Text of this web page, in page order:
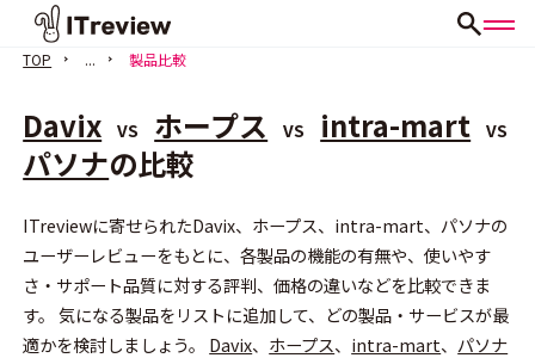
TOP ... 製品比較
Davix VS ホープス VS intra-mart VS
パソナの比較
ITreviewに寄せられたDavix、ホープス、intra-mart、パソナの
ユーザーレビューをもとに、各製品の機能の有無や、使いやす
さ・サポート品質に対する評判、価格の違いなどを比較できま
す。 気になる製品をリストに追加して、どの製品・サービスが最
適かを検討しましょう。 Davix、 ホープス、 intra-mart、 パソナ
会員登録（無料）